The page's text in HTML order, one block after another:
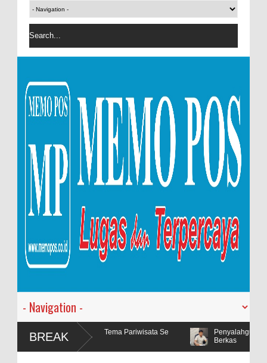
BREAK
Tema Pariwisata Se
Penyalahgunaan BBM Subsidi Tegal Besar